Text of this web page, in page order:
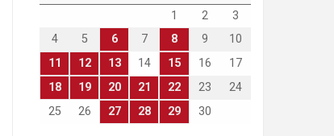
1
2
3
4
5 6 7 8 9
10
11
12 13 14 15 16
17
18
19 20 21 22 23
24
25
26 27 28 29 30